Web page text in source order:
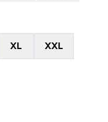
XL XXL